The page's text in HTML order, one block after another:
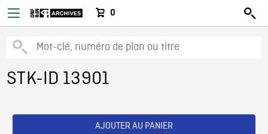
0
STK-ID 13901
AJOUTER AU PANIER